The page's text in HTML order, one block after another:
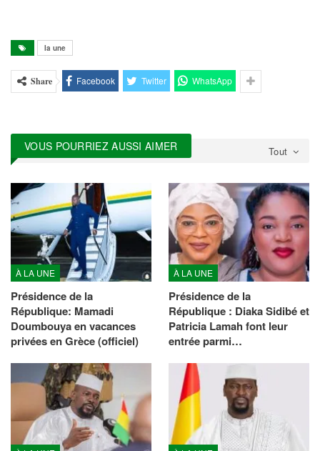
la une
Share Facebook Twitter WhatsApp
Tout
VOUS POURRIEZ AUSSI AIMER
À LA UNE
Présidence de la
République: Mamadi
Doumbouya en vacances
privées en Grèce (officiel)
À LA UNE
Présidence de la
République : Diaka Sidibé et
Patricia Lamah font leur
entrée parmi…